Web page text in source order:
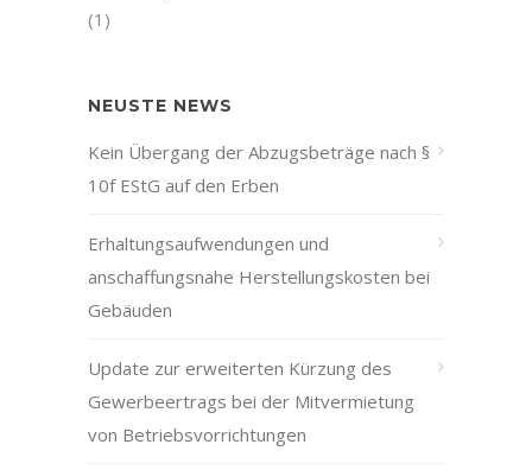
(1)
NEUSTE NEWS
Kein Übergang der Abzugsbeträge nach §
10f EStG auf den Erben
Erhaltungsaufwendungen und
anschaffungsnahe Herstellungskosten bei
Gebäuden
Update zur erweiterten Kürzung des
Gewerbeertrags bei der Mitvermietung
von Betriebsvorrichtungen